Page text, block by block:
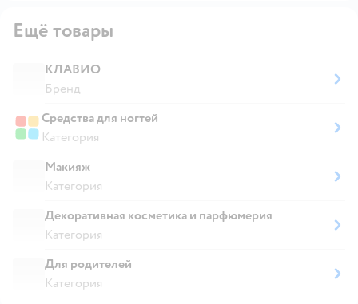
Ещё товары
КЛАВИО
Бренд
Средства для ногтей
Категория
Макияж
Категория
Декоративная косметика и парфюмерия
Категория
Для родителей
Категория